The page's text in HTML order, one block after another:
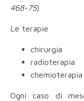
468-75).
Le terapie
chirurgia
radioterapia
chemioterapia
Ogni caso di